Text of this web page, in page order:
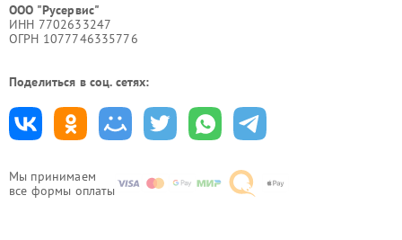
Мы принимаем
все формы оплаты
ООО "Русервис"
ИНН 7702633247
ОГРН 1077746335776
Поделиться в соц. сетях: